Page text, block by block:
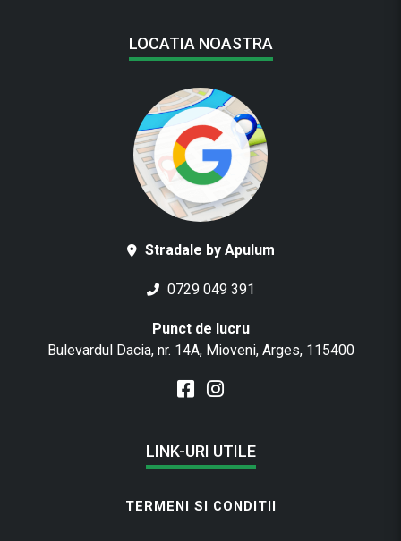
LOCATIA NOASTRA
Stradale by Apulum
0729 049 391
Punct de lucru
Bulevardul Dacia, nr. 14A, Mioveni, Arges, 115400
LINK-URI UTILE
TERMENI SI CONDITII